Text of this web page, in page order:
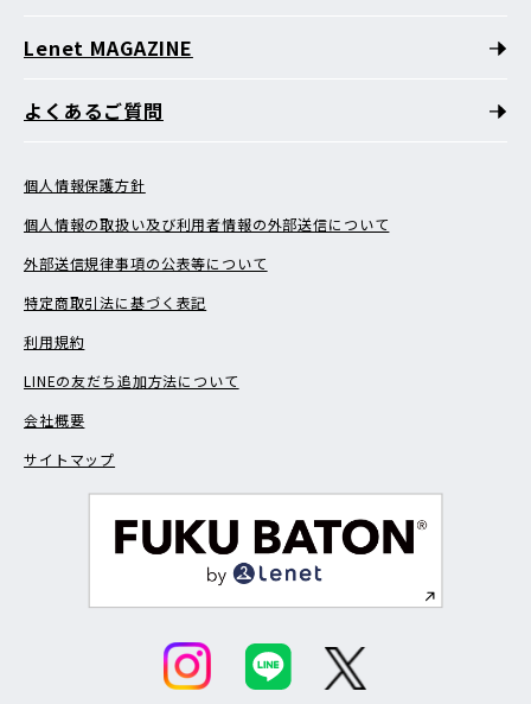
Lenet MAGAZINE
よくあるご質問
個人情報保護方針
個人情報の取扱い及び利用者情報の外部送信について
外部送信規律事項の公表等について
特定商取引法に基づく表記
利用規約
LINEの友だち追加方法について
会社概要
サイトマップ